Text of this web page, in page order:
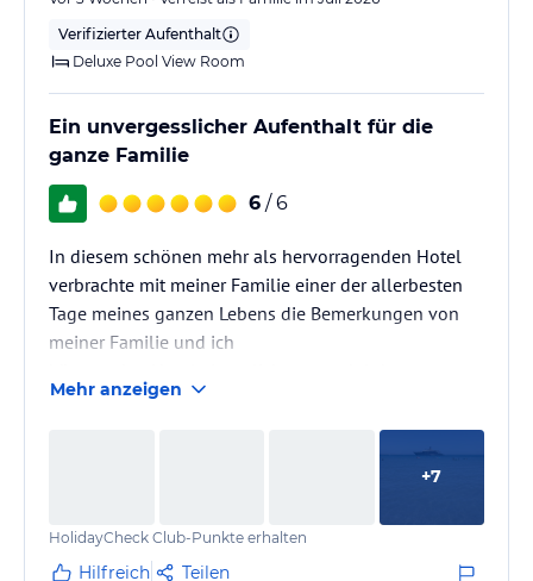
Verifizierter Aufenthalt
Deluxe Pool View Room
Ein unvergesslicher Aufenthalt für die
ganze Familie
6 / 6
In diesem schönen mehr als hervorragenden Hotel
verbrachte mit meiner Familie einer der allerbesten
Tage meines ganzen Lebens die Bemerkungen von
meiner Familie und ich
außerdem waren wir eine Familie mit 14 Personen im
Alter von 3 bis 76 Jahren. Jeder von uns hat im Hotel
etwas gefunden, das ihm Freude bereitet hat. Ob
verbracht. Das Hotel war für unsere ganze Familie
ein…
Mehr anzeigen
+7
HolidayCheck Club-Punkte erhalten
Hilfreich Teilen